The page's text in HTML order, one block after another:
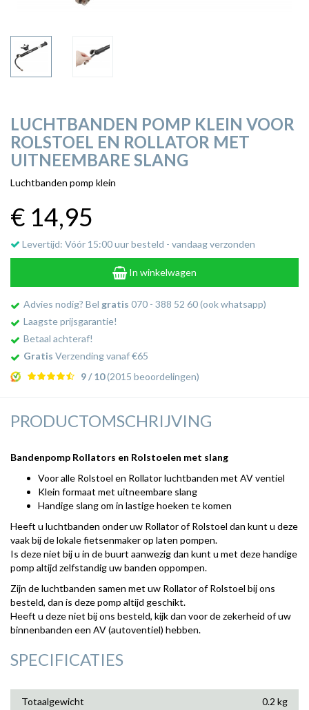
LUCHTBANDEN POMP KLEIN VOOR
ROLSTOEL EN ROLLATOR MET
UITNEEMBARE SLANG
Luchtbanden pomp klein
€ 14,95
Levertijd: Vóór 15:00 uur besteld - vandaag verzonden
In winkelwagen
Advies nodig? Bel gratis 070 - 388 52 60 (ook whatsapp)
Laagste prijsgarantie!
Betaal achteraf!
Gratis Verzending vanaf €65
9 / 10(2015 beoordelingen)
PRODUCTOMSCHRIJVING
Bandenpomp Rollators en Rolstoelen met slang
Voor alle Rolstoel en Rollator luchtbanden met AV ventiel
Klein formaat met uitneembare slang
Handige slang om in lastige hoeken te komen
Heeft u luchtbanden onder uw Rollator of Rolstoel dan kunt u deze
vaak bij de lokale fietsenmaker op laten pompen.
Is deze niet bij u in de buurt aanwezig dan kunt u met deze handige
pomp altijd zelfstandig uw banden oppompen.
Zijn de luchtbanden samen met uw Rollator of Rolstoel bij ons
besteld, dan is deze pomp altijd geschikt.
Heeft u deze niet bij ons besteld, kijk dan voor de zekerheid of uw
binnenbanden een AV (autoventiel) hebben.
SPECIFICATIES
Totaalgewicht 0.2 kg